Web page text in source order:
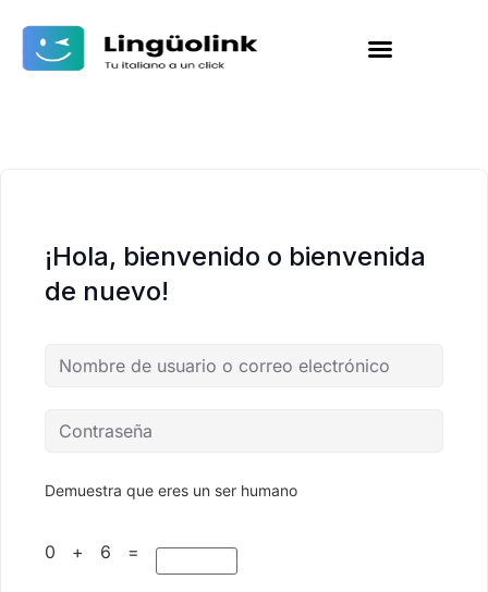
¡Hola, bienvenido o bienvenida
de nuevo!
Demuestra que eres un ser humano
0 + 6 =